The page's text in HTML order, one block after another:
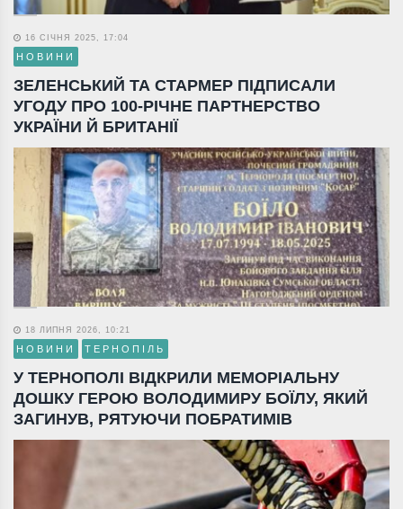
16 СІЧНЯ 2025, 17:04
НОВИНИ
ЗЕЛЕНСЬКИЙ ТА СТАРМЕР ПІДПИСАЛИ
УГОДУ ПРО 100-РІЧНЕ ПАРТНЕРСТВО
УКРАЇНИ Й БРИТАНІЇ
18 ЛИПНЯ 2026, 10:21
НОВИНИ ТЕРНОПІЛЬ
У ТЕРНОПОЛІ ВІДКРИЛИ МЕМОРІАЛЬНУ
ДОШКУ ГЕРОЮ ВОЛОДИМИРУ БОЇЛУ, ЯКИЙ
ЗАГИНУВ, РЯТУЮЧИ ПОБРАТИМІВ